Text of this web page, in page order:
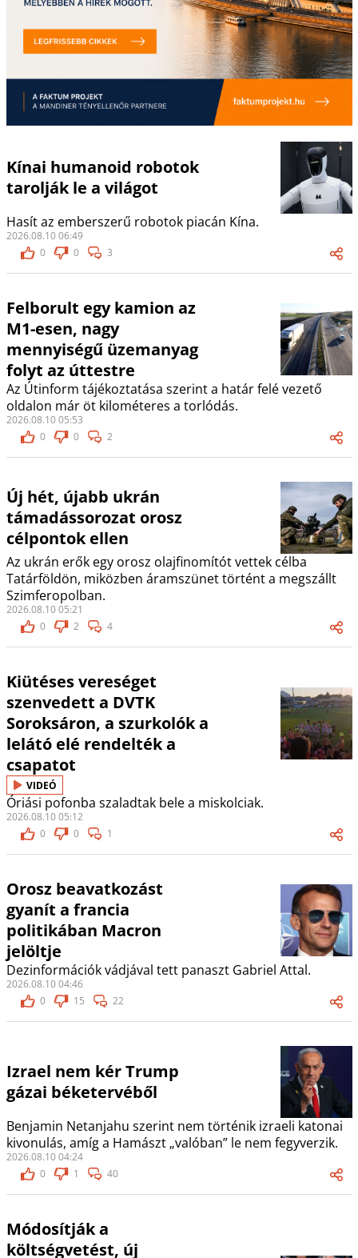
Kínai humanoid robotok
tarolják le a világot
Hasít az emberszerű robotok piacán Kína.
2026.08.10 06:49
0
0 3
Felborult egy kamion az
M1-esen, nagy
mennyiségű üzemanyag
folyt az úttestre
Az Útinform tájékoztatása szerint a határ felé vezető
oldalon már öt kilométeres a torlódás.
2026.08.10 05:53
0
0 2
Új hét, újabb ukrán
támadássorozat orosz
célpontok ellen
Az ukrán erők egy orosz olajfinomítót vettek célba
Tatárföldön, miközben áramszünet történt a megszállt
Szimferopolban.
2026.08.10 05:21
0
2 4
Kiütéses vereséget
szenvedett a DVTK
Soroksáron, a szurkolók a
lelátó elé rendelték a
csapatot
VIDEÓ
Óriási pofonba szaladtak bele a miskolciak.
2026.08.10 05:12
0
0 1
Orosz beavatkozást
gyanít a francia
politikában Macron
jelöltje
Dezinformációk vádjával tett panaszt Gabriel Attal.
2026.08.10 04:46
0
15 22
Izrael nem kér Trump
gázai béketervéből
Benjamin Netanjahu szerint nem történik izraeli katonai
kivonulás, amíg a Hamászt „valóban” le nem fegyverzik.
2026.08.10 04:24
0
1 40
Módosítják a
költségvetést, új